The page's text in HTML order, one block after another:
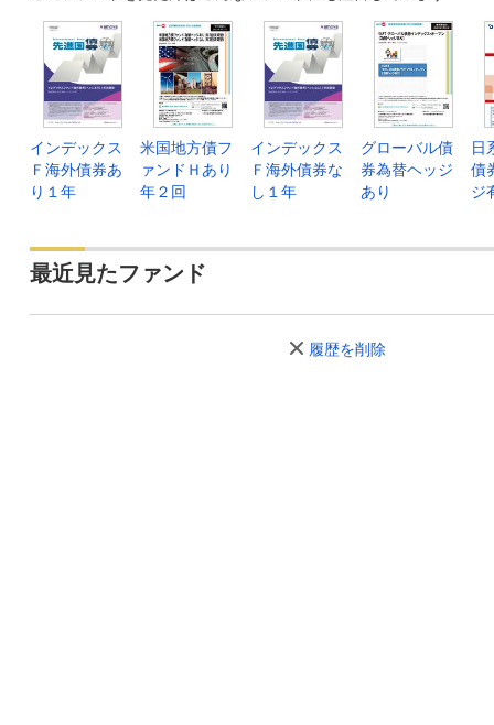
インデックス
Ｆ海外債券あ
り１年
米国地方債フ
ァンドＨあり
年２回
インデックス
Ｆ海外債券な
し１年
グローバル債
券為替ヘッジ
あり
日
債
ジ
最近見たファンド
履歴を削除